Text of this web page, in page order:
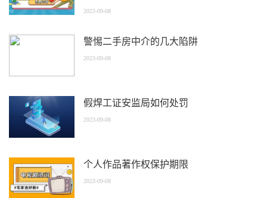
2023-09-08
警惕二手房中介的几大陷阱
2023-09-08
假焊工证安监局如何处罚
2023-09-08
个人作品著作权保护期限
2023-09-08